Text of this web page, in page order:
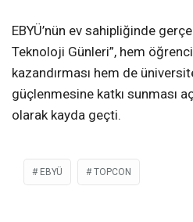
EBYÜ’nün ev sahipliğinde
Teknoloji Günleri”, hem
kazandırması hem de
güçlenmesine katkı sunması
olarak kayda geçti.
EBYÜ TOPCON